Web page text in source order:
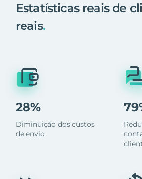
Estatísticas reais de
reais.
28%
Diminuição dos custos
de envio